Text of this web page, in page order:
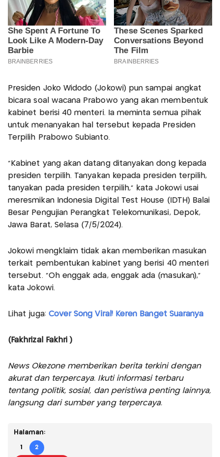
Presiden Joko Widodo (Jokowi) pun sampai angkat
bicara soal wacana Prabowo yang akan membentuk
kabinet berisi 40 menteri. Ia meminta semua pihak
untuk menanyakan hal tersebut kepada Presiden
Terpilih Prabowo Subianto.
"Kabinet yang akan datang ditanyakan dong kepada
presiden terpilih. Tanyakan kepada presiden terpilih,
tanyakan pada presiden terpilih," kata Jokowi usai
meresmikan Indonesia Digital Test House (IDTH) Balai
Besar Pengujian Perangkat Telekomunikasi, Depok,
Jawa Barat, Selasa (7/5/2024).
Jokowi mengklaim tidak akan memberikan masukan
terkait pembentukan kabinet yang berisi 40 menteri
tersebut. "Oh enggak ada, enggak ada (masukan),"
kata Jokowi.
Lihat juga: Cover Song Viral! Keren Banget Suaranya
(Fakhrizal Fakhri )
News Okezone memberikan berita terkini dengan
akurat dan terpercaya. Ikuti informasi terbaru
tentang politik, sosial, dan peristiwa penting lainnya,
langsung dari sumber yang terpercaya.
Halaman:
1 2